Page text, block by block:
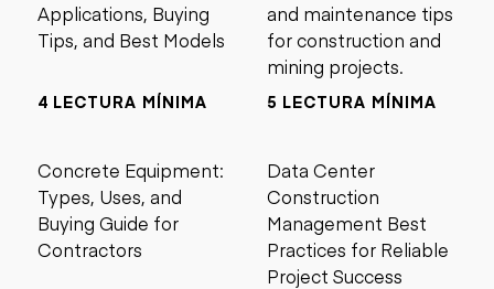
Applications, Buying
Tips, and Best Models
4 LECTURA MÍNIMA
and maintenance tips
for construction and
mining projects.
5 LECTURA MÍNIMA
Concrete Equipment:
Types, Uses, and
Buying Guide for
Contractors
Data Center
Construction
Management Best
Practices for Reliable
Project Success